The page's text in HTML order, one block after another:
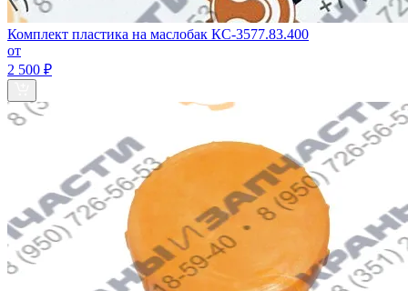
Комплект пластика на маслобак КС-3577.83.400
от
2 500 ₽